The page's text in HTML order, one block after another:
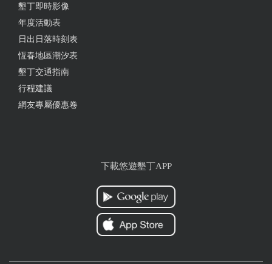
元，蒜泥白肉80元，蔥油蛋花湯40元。 都好吃耶，意
料之外。 最喜歡拌麵，看似平凡，但調味很不錯且重
口味，加辣椒更好吃，哈！ 整體4.2星。
2025-04-12 13:32:46
用餐環境很舒適，我吃豬肉麵，賣相佳，口味我覺得
平平，不是我喜歡的古早味
墾丁即時影像
年度活動表
日出日落時刻表
恆春地區潮汐表
墾丁交通指南
行程建議
網友專屬優惠卷
下載悠遊墾丁APP